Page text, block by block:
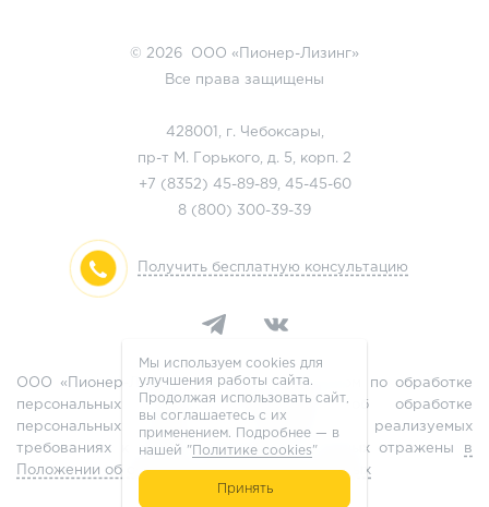
© 2026 ООО «Пионер-Лизинг»
Все права защищены
428001, г. Чебоксары,
пр-т М. Горького, д. 5, корп. 2
+7 (8352) 45-89-89, 45-45-60
8 (800) 300-39-39
Получить бесплатную консультацию
ООО «Пионер-Лизинг» является оператором по обработке
персональных данных, информация об обработке
персональных данных и сведения о реализуемых
требованиях к защите персональных данных отражены в
Положении об обработке персональных данных
Мы используем cookies для
улучшения работы сайта.
Продолжая использовать сайт,
вы соглашаетесь с их
применением. Подробнее — в
нашей " Политике cookies"
Принять